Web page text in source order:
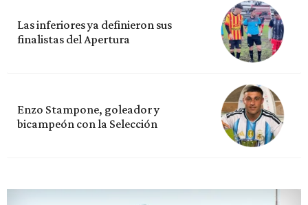
Las inferiores ya definieron sus
finalistas del Apertura
Enzo Stampone, goleador y
bicampeón con la Selección